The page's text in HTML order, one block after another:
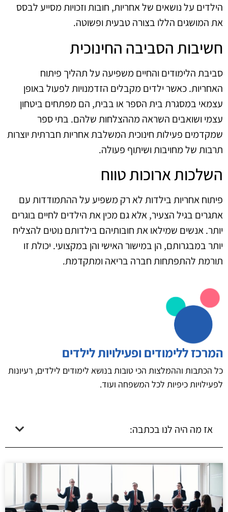
הילדים על נושאים של אחריות, חובות וזכויות מסייע לבסס
את המושגים הללו בצורה טבעית ופשוטה.
חשיבות הסביבה החינוכית
סביבת הלימודים והחיים משפיעה על תהליך פיתוח
האחריות. כאשר ילדים מקבלים הזדמנויות לפעול באופן
עצמאי במסגרת בית הספר או בבית, הם מפתחים ביטחון
עצמי ושואבים השראה מההצלחות שלהם. בתי ספר
שמקדמים פעילות חינוכית המשלבת אחריות חברתית יוצרות
תרבות של מחויבות ושיתוף פעולה.
השלכות ארוכות טווח
פיתוח אחריות בילדות לא רק משפיע על ההתמודדות עם
אתגרים בגיל הצעיר, אלא גם מכין את הילדים לחיים בוגרים
יותר. אנשים שמילאו את חובותיהם בילדותם נוטים להצליח
יותר במבגרותם, הן במישור האישי והן במקצועי. יכולת זו
תורמת להתפתחות חברה בריאה ומתקדמת.
המרכז ללימודים ופעילויות לילדים
כל הכתבות וההמלצות הכי טובות בנושא לימודים לילדים, רעיונות
לפעילויות כיפיות לכל המשפחה ועוד.
אז מה היה לנו בכתבה: